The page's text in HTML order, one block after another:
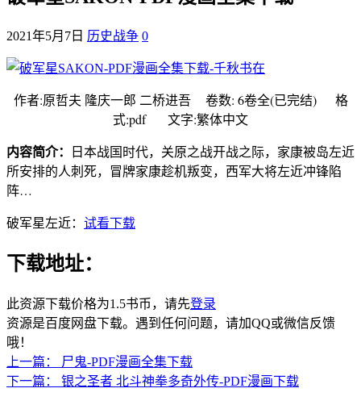
2021年5月7日 历史战争 0
作者:原哲夫 隆庆一郎 二桥进吾 卷数: 6卷全(已完结) 格
式:pdf 文字:繁体中文
内容简介： 日本战国时代，关原之战开战之际，家康被岛左近
所安排的人刺死，冒牌家康趁机叛变，西军大将左近冲锋陷
阵…
破军星左近： 试看下载
下载地址：
此资源下载价格为1.5书币，请先登录
资源是百度网盘下载。遇到任何问题，请加QQ或微信反馈
哦！
上一篇：
尸鬼-PDF漫画全集下载
下一篇：
银之圣者 北斗神拳多奇外传-PDF漫画下载